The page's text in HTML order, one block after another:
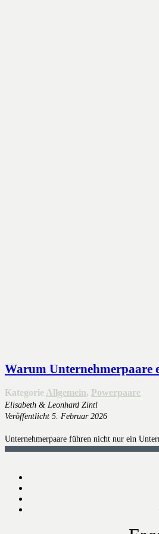
Warum Unternehmerpaare
Kategorie Allgemein, Powerpaare
Elisabeth & Leonhard Zintl
Veröffentlicht 5. Februar 2026
Unternehmerpaare führen nicht nur ein